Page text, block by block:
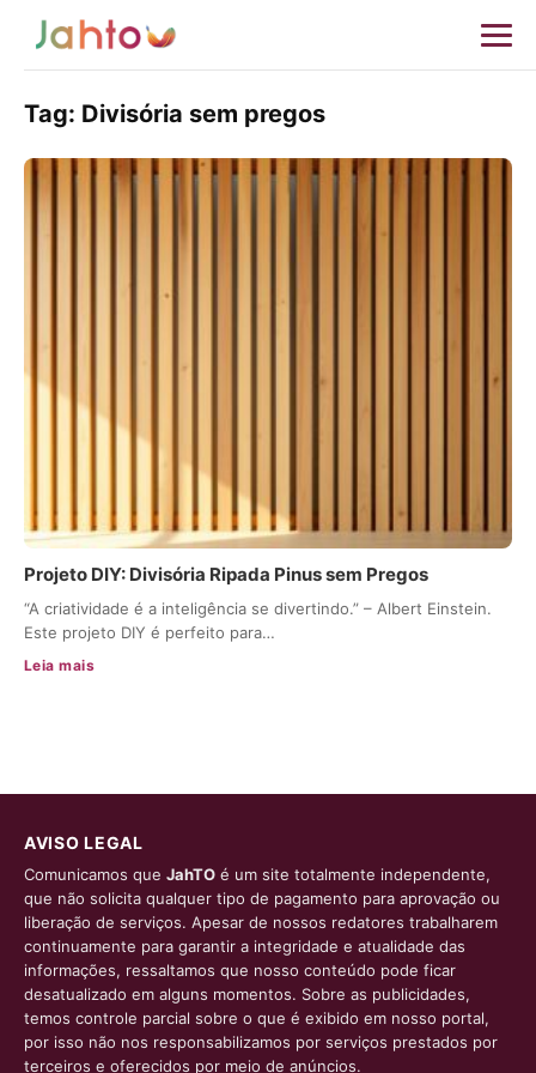
Tag: Divisória sem pregos
Projeto DIY: Divisória Ripada Pinus sem Pregos
“A criatividade é a inteligência se divertindo.” – Albert Einstein.
Este projeto DIY é perfeito para…
Leia mais
AVISO LEGAL
Comunicamos que JahTO é um site totalmente independente,
que não solicita qualquer tipo de pagamento para aprovação ou
liberação de serviços. Apesar de nossos redatores trabalharem
continuamente para garantir a integridade e atualidade das
informações, ressaltamos que nosso conteúdo pode ficar
desatualizado em alguns momentos. Sobre as publicidades,
temos controle parcial sobre o que é exibido em nosso portal,
por isso não nos responsabilizamos por serviços prestados por
terceiros e oferecidos por meio de anúncios.